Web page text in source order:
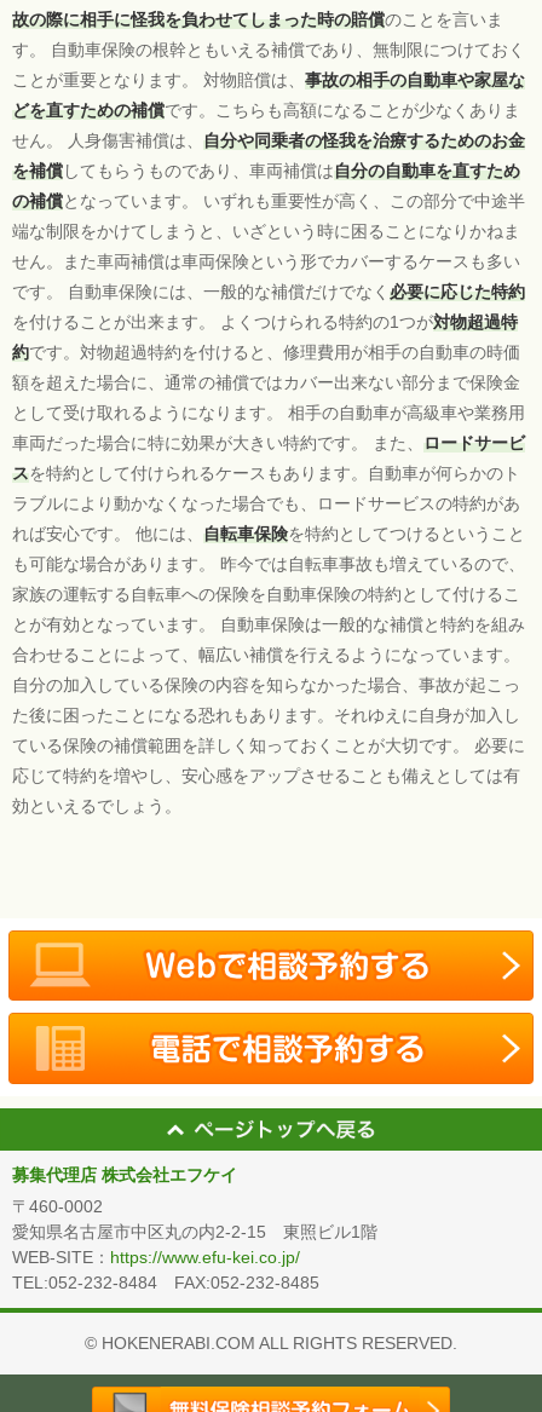
故の際に相手に怪我を負わせてしまった時の賠償のことを言いま
す。 自動車保険の根幹ともいえる補償であり、無制限につけておく
ことが重要となります。 対物賠償は、 事故の相手の自動車や家屋な
どを直すための補償です。こちらも高額になることが少なくありま
せん。 人身傷害補償は、 自分や同乗者の怪我を治療するためのお金
を補償してもらうものであり、車両補償は自分の自動車を直すため
の補償となっています。 いずれも重要性が高く、この部分で中途半
端な制限をかけてしまうと、いざという時に困ることになりかねま
せん。また車両補償は車両保険という形でカバーするケースも多い
です。 自動車保険には、一般的な補償だけでなく 必要に応じた特約
を付けることが出来ます。 よくつけられる特約の1つが対物超過特
約です。対物超過特約を付けると、修理費用が相手の自動車の時価
額を超えた場合に、通常の補償ではカバー出来ない部分まで保険金
として受け取れるようになります。 相手の自動車が高級車や業務用
車両だった場合に特に効果が大きい特約です。 また、 ロードサービ
スを特約として付けられるケースもあります。自動車が何らかのト
ラブルにより動かなくなった場合でも、ロードサービスの特約があ
れば安心です。 他には、 自転車保険を特約としてつけるということ
も可能な場合があります。 昨今では自転車事故も増えているので、
家族の運転する自転車への保険を自動車保険の特約として付けるこ
とが有効となっています。 自動車保険は一般的な補償と特約を組み
合わせることによって、幅広い補償を行えるようになっています。
自分の加入している保険の内容を知らなかった場合、事故が起こっ
た後に困ったことになる恐れもあります。それゆえに自身が加入し
ている保険の補償範囲を詳しく知っておくことが大切です。 必要に
応じて特約を増やし、安心感をアップさせることも備えとしては有
効といえるでしょう。
募集代理店 株式会社エフケイ
〒460-0002
愛知県名古屋市中区丸の内2-2-15 東照ビル1階
WEB-SITE： https://www.efu-kei.co.jp/
TEL:052-232-8484 FAX:052-232-8485
© HOKENERABI.COM ALL RIGHTS RESERVED.